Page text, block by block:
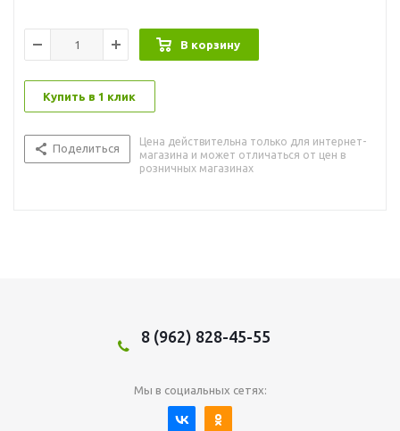
В корзину
Купить в 1 клик
Поделиться
Цена действительна только для интернет-
магазина и может отличаться от цен в
розничных магазинах
8 (962) 828-45-55
Мы в социальных сетях: